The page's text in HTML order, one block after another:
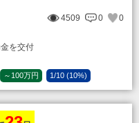
住宅の購入 25万円
者利用の場合25万円加算（25
リフォーム 経費の20％の額
者利用の場合、経費の10%の
限度額25万円） （最大で50万
円加算＝75万円）
4509 0
0
を交付
～100万円
1/10 (10%)